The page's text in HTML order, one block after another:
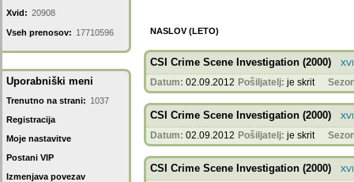
Xvid: 20908
Vseh prenosov: 17710596
Uporabniški meni
Trenutno na strani: 1037
Registracija
Moje nastavitve
Postani VIP
Izmenjava povezav
NASLOV (LETO)
CSI Crime Scene Investigation (2000)
Datum: 02.09.2012 Pošiljatelj: je skrit
CSI Crime Scene Investigation (2000)
Datum: 02.09.2012 Pošiljatelj: je skrit
CSI Crime Scene Investigation (2000)